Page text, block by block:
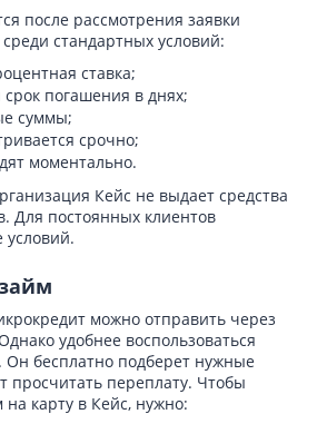
после рассмотрения заявки
стандартных условий:
ставка;
погашения в днях;
суммы;
срочно;
моментально.
Кейс не выдает средства
Для постоянных клиентов
условий.
можно отправить через
удобнее воспользоваться
бесплатно подберет нужные
просчитать переплату. Чтобы
карту в Кейс, нужно: